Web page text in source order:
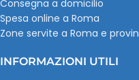
Consegna a domicilio
Spesa online a Roma
Zone servite a Roma e
INFORMAZIONI UTILI